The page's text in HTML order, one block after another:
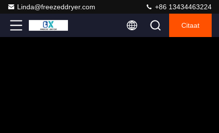
Linda@freezeddryer.com +86 13434463224
Citaat